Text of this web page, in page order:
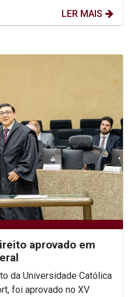
LER MAIS
aprovado em
da Universidade Católica
foi aprovado no XV